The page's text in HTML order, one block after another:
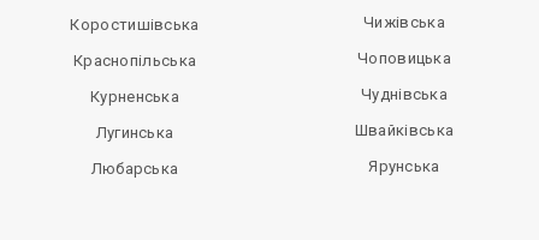
Коростишівська
Краснопільська
Курненська
Лугинська
Любарська
Чижівська
Чоповицька
Чуднівська
Швайківська
Ярунська